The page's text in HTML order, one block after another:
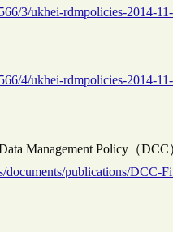
3/ukhei-rdmpolicies-2014-
4/ukhei-rdmpolicies-2014-
Management Policy（DCC
documents/publications/